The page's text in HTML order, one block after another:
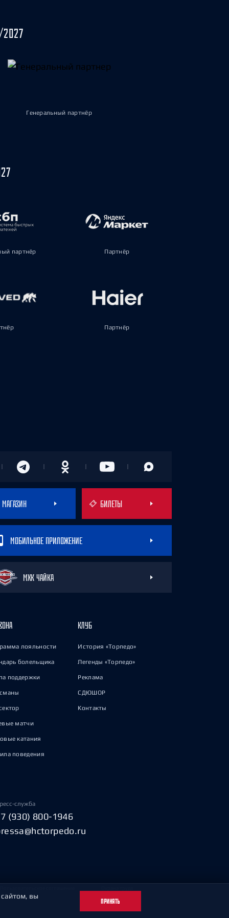
Генеральный партнёр
партнёр Партнёр
Партнёр
МАГАЗИН БИЛЕТЫ
МОБИЛЬНОЕ ПРИЛОЖЕНИЕ
МХК ЧАЙКА
лояльности
болельщика
поддержки
матчи
катания
поведения
КЛУБ
История «Торпедо»
Легенды «Торпедо»
Реклама
СДЮШОР
Контакты
служба
(930) 800-1946
сайтом, вы
ПРИНЯТЬ